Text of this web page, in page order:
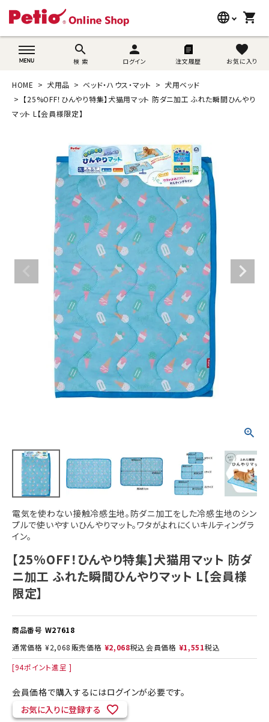
language
wovn-lang-name
shopping_cart
search
検 索
person
ログイン 注文履歴
favorite
お気に入り
search
猫用品
ブランド別に探す
目的別に探す
SNS
ご利用案内
ACCOUNT MENU
ようこそ ゲスト 様
ログイン person 新規会員登録
HOME 犬用品 ベッド・ハウス・マット
犬用ベッド
【25%OFF！ひんやり特集】犬猫用マット 防ダニ加工 ふれた瞬間ひんやり
マット L【会員様限定】
電気を使わない接触冷感生地。防ダニ加工をした冷感生地のシン
プルで使いやすいひんやりマット。ワタがよれにくいキルティングラ
イン。
【25%OFF！ひんやり特集】犬猫用マット 防ダ
ニ加工 ふれた瞬間ひんやりマット L【会員様
限定】
商品番号 W27618
通常価格 ¥2,068 販売価格 ¥2,068税込会員価格 ¥1,551税込
[94ポイント進呈 ]
会員価格で購入するにはログインが必要です。
お気に入りに登録する